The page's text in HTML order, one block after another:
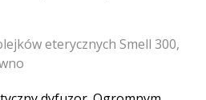
eterycznych Smell 300,